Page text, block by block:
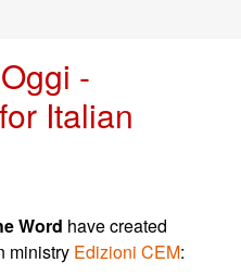
-
Italian
Word have created
ministry Edizioni CEM: